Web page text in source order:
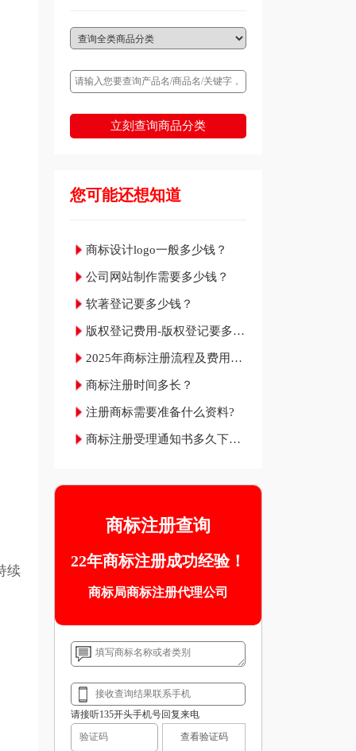
续
立刻查询商品分类
您可能还想知道
商标设计logo一般多少钱？
公司网站制作需要多少钱？
软著登记要多少钱？
版权登记费用-版权登记要多少
2025年商标注册流程及费用材
商标注册时间多长？
注册商标需要准备什么资料?
商标注册受理通知书多久下
商标注册查询
22年商标注册成功经验！
商标局商标注册代理公司
请接听135开头手机号回复来电
查看验证码